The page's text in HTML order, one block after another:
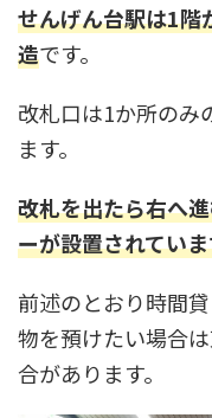
せんげん台駅は1階
造です。
改札口は1か所のみ
ます。
改札を出たら右へ
ーが設置されてい
前述のとおり時間
物を預けたい場合
合があります。